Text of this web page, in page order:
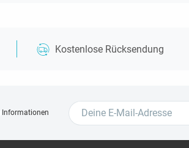
Kostenlose Rücksendung
Informationen